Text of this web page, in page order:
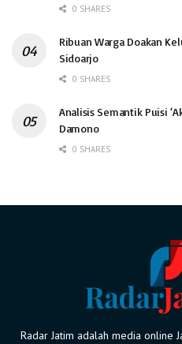
0 SHARES
Ribuan Warga Doakan
Sidoarjo
0 SHARES
Analisis Semantik Puisi
Damono
0 SHARES
Radar Jatim adalah media online